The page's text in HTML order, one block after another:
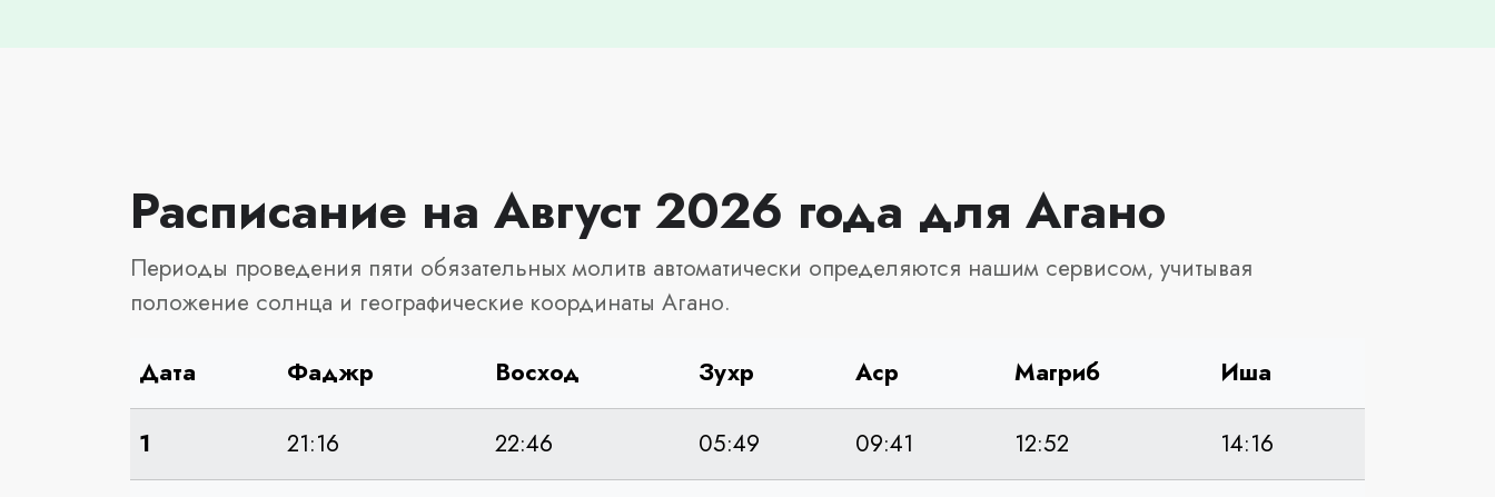
Расписание на Август 2026 года для Агано
Периоды проведения пяти обязательных молитв автоматически определяются нашим сервисом, учитывая
положение солнца и географические координаты Агано.
Дата Фаджр Восход Зухр Аср Магриб Иша
1 21:16 22:46 05:49 09:41 12:52 14:16